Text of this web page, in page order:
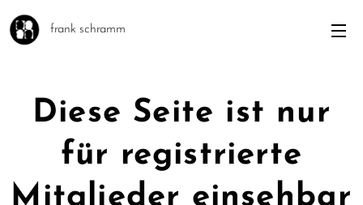
frank schramm
Diese Seite ist nur
für registrierte
Mitglieder einsehbar